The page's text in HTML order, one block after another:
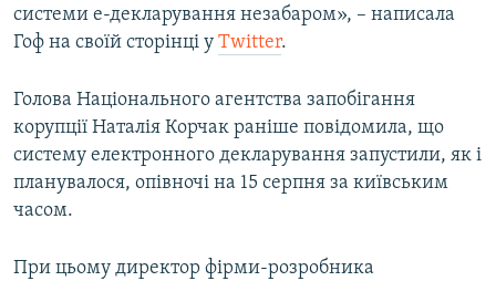
системи е-декларування незабаром», – написала
Гоф на своїй сторінці у Twitter.
Голова Національного агентства запобігання
корупції Наталія Корчак раніше повідомила, що
систему електронного декларування запустили, як і
планувалося, опівночі на 15 серпня за київським
часом.
При цьому директор фірми-розробника